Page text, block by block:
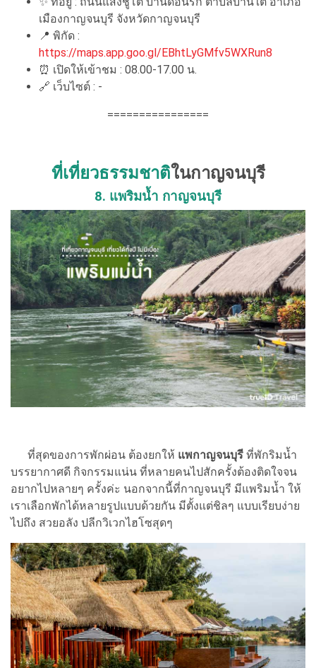
เมืองกาญจนบุรี จังหวัดกาญจนบุรี
📍 พิกัด :
https://maps.app.goo.gl/EBhtLyGMfv5WXRun8
⏰ เปิดให้เข้าชม : 08.00-17.00 น.
🔗 เว็บไซต์ : -
================
ที่เที่ยวธรรมชาติในกาญจนบุรี
8. แพริมน้ำ กาญจนบุรี
ที่สุดของการพักผ่อน ต้องยกให้ แพกาญจนบุรี ที่พักริมน้ำ
บรรยากาศดี กิจกรรมแน่น ที่หลายคนไปสักครั้งต้องติดใจจน
อยากไปหลายๆ ครั้งค่ะ นอกจากนี้ที่กาญจนบุรี มีแพริมน้ำ ให้
เราเลือกพักได้หลายรูปแบบด้วยกัน มีตั้งแต่ชิลๆ แบบเรียบง่าย
ไปถึง สวยอลัง ปลีกวิเวกไฮโซสุดๆ